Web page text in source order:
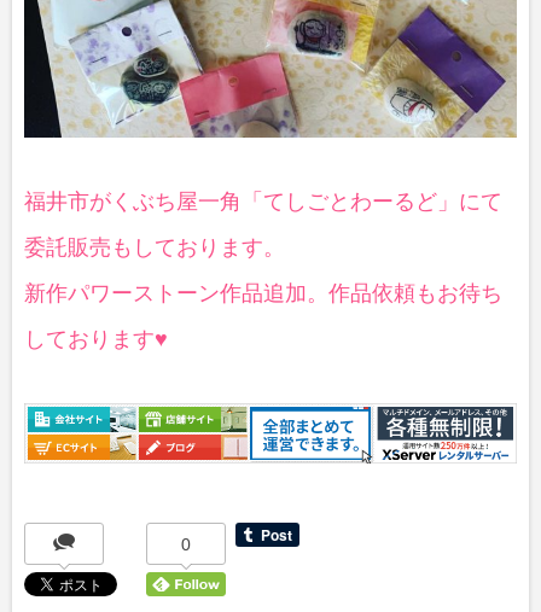
福井市がくぶち屋一角「てしごとわーるど」にて
委託販売もしております。
新作パワーストーン作品追加。作品依頼もお待ち
しております♥
0